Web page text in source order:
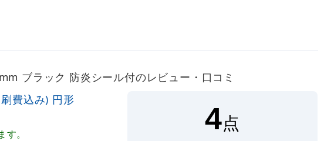
ブラック 防炎シール付のレビュー・口コミ
費込み) 円形
。 4点